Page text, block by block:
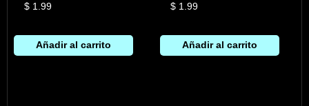
$1.99
Añadir al carrito
$ 1.99
Añadir al carrito